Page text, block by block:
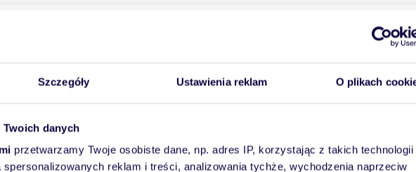
Szczegóły Ustawienia reklam O plikach
danych
przetwarzamy Twoje osobiste dane, np. adres IP, korzystając z takich technologii
reklam i treści, analizowania tychże, wychodzenia naprzeciw
wyjątkowe, komfortowe mieszkanie o powierzchni 44,33 m², położone przy ulicy